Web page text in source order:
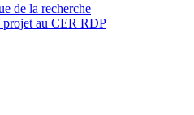
de la recherche
projet au CER RDP